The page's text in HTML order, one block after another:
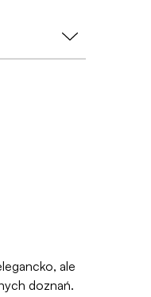
ale
doznań.